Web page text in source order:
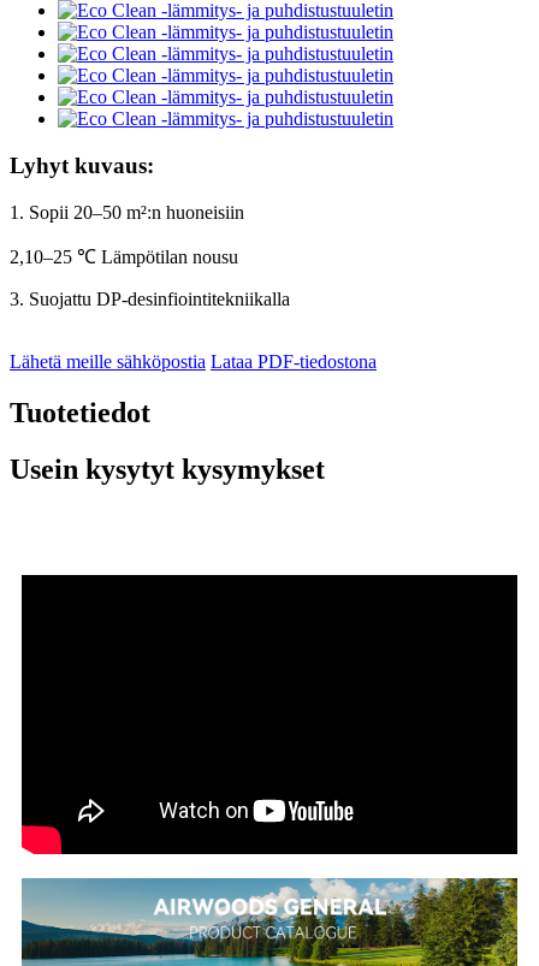
Lyhyt kuvaus:
1. Sopii 20–50 m²:n huoneisiin
2,10–25 ℃ Lämpötilan nousu
3. Suojattu DP-desinfiointitekniikalla
Lähetä meille sähköpostia Lataa PDF-tiedostona
Tuotetiedot
Usein kysytyt kysymykset